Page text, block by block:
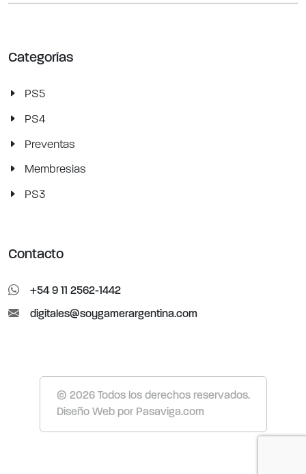
Categorías
PS5
PS4
Preventas
Membresias
PS3
Contacto
+54 9 11 2562-1442
digitales@soygamerargentina.com
© 2026 Todos los derechos reservados.
Diseño Webpor Pasaviga.com